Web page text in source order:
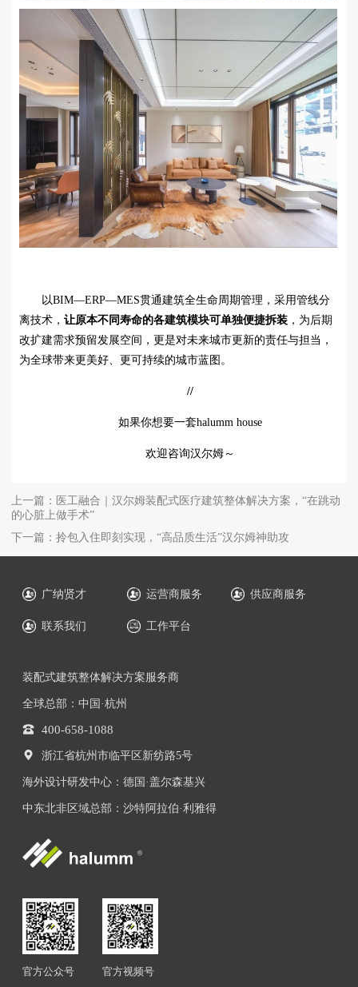
以BIM—ERP—MES贯通建筑全生命周期管理，采用管线分
离技术， 让原本不同寿命的各建筑模块可单独便捷拆装 ，为后期
改扩建需求预留发展空间，更是对未来城市更新的责任与担当，
为全球带来更美好、更可持续的城市蓝图。
//
如果你想要一套halumm house
欢迎咨询汉尔姆～
上一篇：医工融合｜汉尔姆装配式医疗建筑整体解决方案，“在跳动
的心脏上做手术”
下一篇：拎包入住即刻实现，“高品质生活”汉尔姆神助攻
广纳贤才 运营商服务 供应商服务
联系我们 工作平台
装配式建筑整体解决方案服务商
全球总部：中国·杭州
400-658-1088
浙江省杭州市临平区新纺路5号
海外设计研发中心：德国·盖尔森基兴
中东北非区域总部：沙特阿拉伯·利雅得
官方公众号 官方视频号